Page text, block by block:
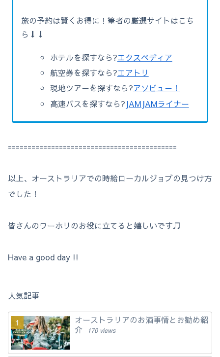
旅の予約は賢くお得に！筆者の厳選サイトはこち
ら⬇⬇
ホテルを探すなら?エクスペディア
航空券を探すなら?エアトリ
現地ツアーを探すなら?アソビュー！
高速バスを探すなら? JAMJAMライナー
===========================================
以上、オーストラリアでの時給ローカルジョブの見つけ方
でした！
皆さんのワーホリのお役に立てると嬉しいです♫
Have a good day !!
人気記事
オーストラリアのお酒事情とお勧め紹
介
170 views